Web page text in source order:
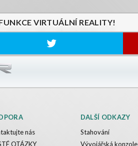
VIRTUÁLNÍ REALITY!
nás
OTÁZKY
DALŠÍ ODKAZY
Stahování
Vývojářská konzole